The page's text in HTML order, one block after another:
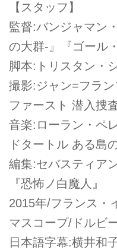
【スタッフ】
監督:バンジャマン
の大群-』『ゴール
脚本:トリスタン・
撮影:ジャン=フラン
ファースト 潜入捜査
音楽:ローラン・ペ
ドタートル ある島
編集:セバスティア
『恐怖ノ白魔人』
2015年/フランス・
マスコープ/ドルビ
日本語字幕:横井和